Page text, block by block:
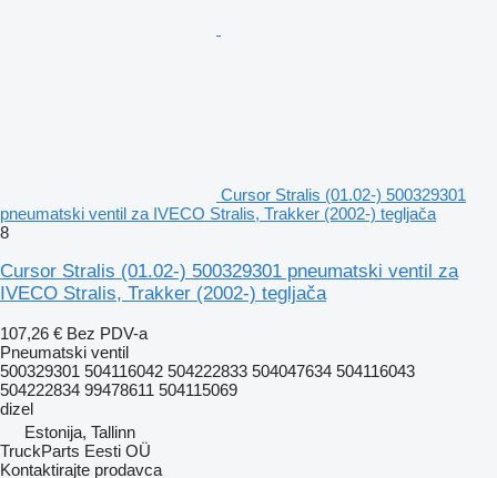
Cursor Stralis (01.02-) 500329301
pneumatski ventil za IVECO Stralis, Trakker (2002-) tegljača
8
Cursor Stralis (01.02-) 500329301 pneumatski ventil za
IVECO Stralis, Trakker (2002-) tegljača
107,26 € Bez PDV-a
Pneumatski ventil
500329301 504116042 504222833 504047634 504116043
504222834 99478611 504115069
dizel
Estonija, Tallinn
TruckParts Eesti OÜ
Kontaktirajte prodavca